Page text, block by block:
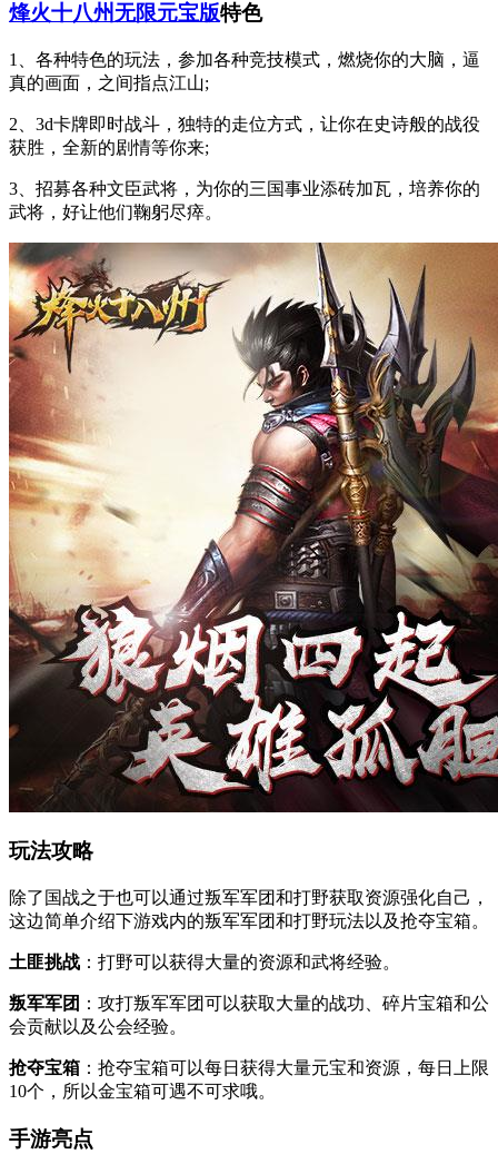
烽火十八州无限元宝版特色
1、各种特色的玩法，参加各种竞技模式，燃烧你的大脑，逼
真的画面，之间指点江山;
2、3d卡牌即时战斗，独特的走位方式，让你在史诗般的战役
获胜，全新的剧情等你来;
3、招募各种文臣武将，为你的三国事业添砖加瓦，培养你的
武将，好让他们鞠躬尽瘁。
玩法攻略
除了国战之于也可以通过叛军军团和打野获取资源强化自己，
这边简单介绍下游戏内的叛军军团和打野玩法以及抢夺宝箱。
土匪挑战 ：打野可以获得大量的资源和武将经验。
叛军军团 ：攻打叛军军团可以获取大量的战功、碎片宝箱和公
会贡献以及公会经验。
抢夺宝箱 ：抢夺宝箱可以每日获得大量元宝和资源，每日上限
10个，所以金宝箱可遇不可求哦。
手游亮点